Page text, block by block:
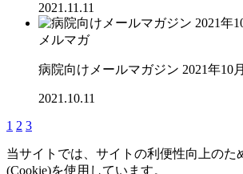
2021.11.11
メルマガ
病院向けメールマガジン 2021年10
2021.10.11
1 2 3
当サイトでは、サイトの利便性向上のた
(Cookie)を使用しています。